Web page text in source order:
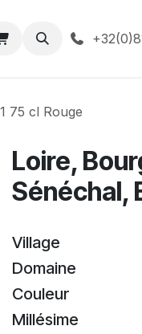
75 cl Rouge
Loire,
Sénéchal,
Village
Domaine
Couleur
Millésime